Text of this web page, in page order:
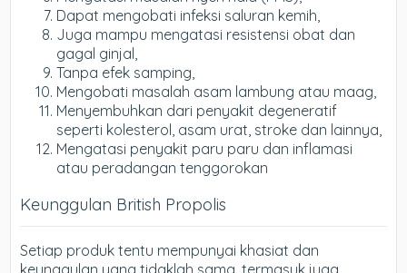
Dapat mengobati infeksi saluran kemih,
Juga mampu mengatasi resistensi obat dan
gagal ginjal,
Tanpa efek samping,
Mengobati masalah asam lambung atau maag,
Menyembuhkan dari penyakit degeneratif
seperti kolesterol, asam urat, stroke dan lainnya,
Mengatasi penyakit paru paru dan inflamasi
atau peradangan tenggorokan
Keunggulan British Propolis
Setiap produk tentu mempunyai khasiat dan